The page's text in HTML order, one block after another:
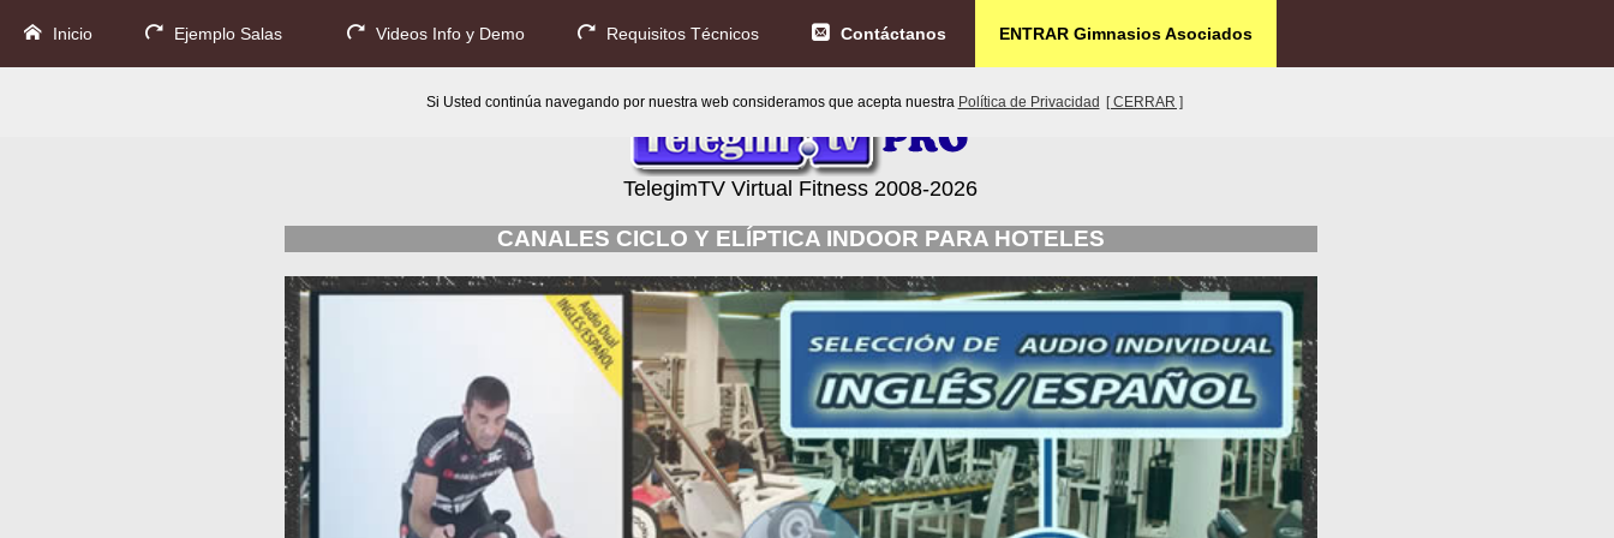
Inicio Ejemplo Salas Videos Info y Demo Requisitos Técnicos Contáctanos ENTRAR Gimnasios Asociados
Si Usted continúa navegando por nuestra web consideramos que acepta nuestra Política de Privacidad [ CERRAR ]
TelegimTV Virtual Fitness 2008-2026
CANALES CICLO Y ELÍPTICA INDOOR PARA HOTELES